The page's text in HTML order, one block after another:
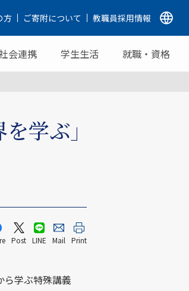
方 ご寄附について 教職員採用情報
会連携 学生生活 就職・資格
学ぶ｣
Post LINE Mail Print
ら学ぶ特殊講義